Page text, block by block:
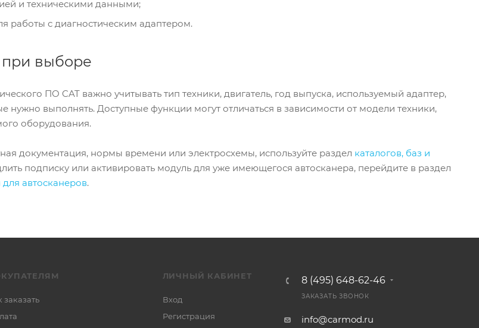
и техническими данными;
работы с диагностическим адаптером.
при выборе
ПО CAT важно учитывать тип техники, двигатель, год выпуска, используемый адаптер,
нужно выполнять. Доступные функции могут отличаться в зависимости от модели техники,
оборудования.
документация, нормы времени или электросхемы, используйте раздел каталогов, баз и
подписку или активировать модуль для уже имеющегося автосканера, перейдите в раздел
автосканеров.
заказать
ЛИЧНЫЙ КАБИНЕТ
Вход
Регистрация
8 (495) 648-62-46
ЗАКАЗАТЬ ЗВОНОК
info@carmod.ru